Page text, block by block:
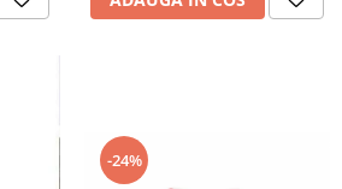
-24%